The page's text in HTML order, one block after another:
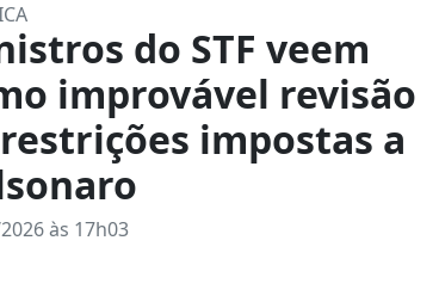
do STF veem
improvável revisão
impostas a
às 17h03